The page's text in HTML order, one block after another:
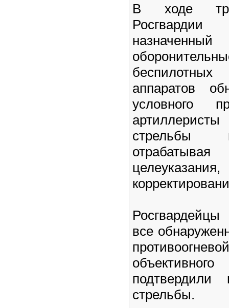
В ходе
аппаратов
условного
стрельбы
все
подтвердили
стрельбы.